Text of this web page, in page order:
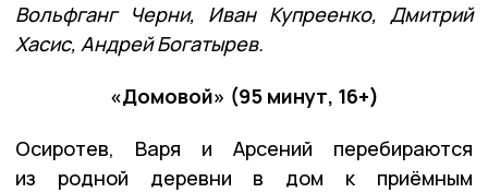
Вольфганг Черни, Иван Купреенко, Дмитрий
Хасис, Андрей Богатырев.
«Домовой» (95 минут, 16+)
Осиротев, Варя и Арсений перебираются
из родной деревни в дом к приёмным